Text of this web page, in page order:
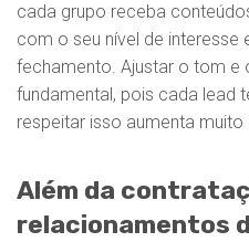
cada grupo receba
com o seu nível de interesse
fechamento. Ajustar o tom
fundamental, pois cada lead
respeitar isso aumenta
Além da
relacionamentos